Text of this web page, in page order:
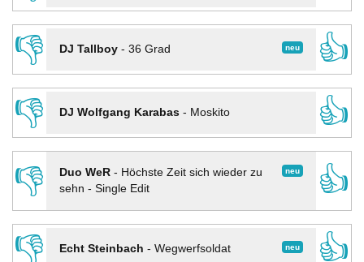
👎
neu
DJ Tallboy- 36 Grad
👍
👎
DJ Wolfgang Karabas- Moskito
👍
👎
neu
Duo WeR- Höchste Zeit sich wieder zu
sehn - Single Edit
👍
👎
neu
Echt Steinbach - Wegwerfsoldat
👍